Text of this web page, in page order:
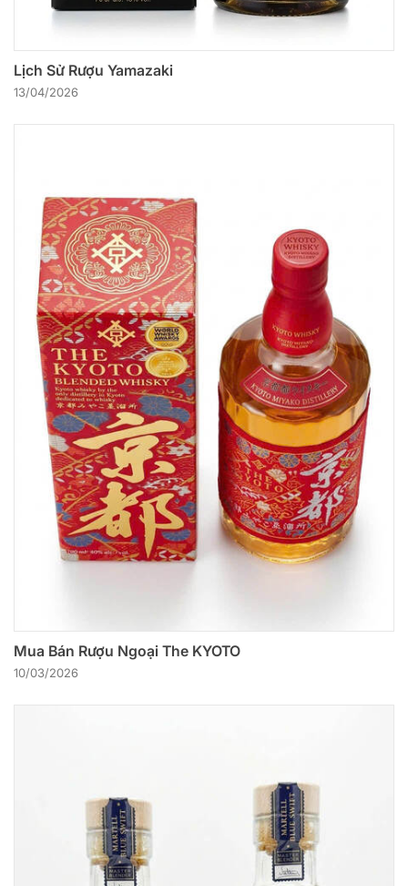
Lịch Sử Rượu Yamazaki
13/04/2026
Mua Bán Rượu Ngoại The KYOTO
10/03/2026